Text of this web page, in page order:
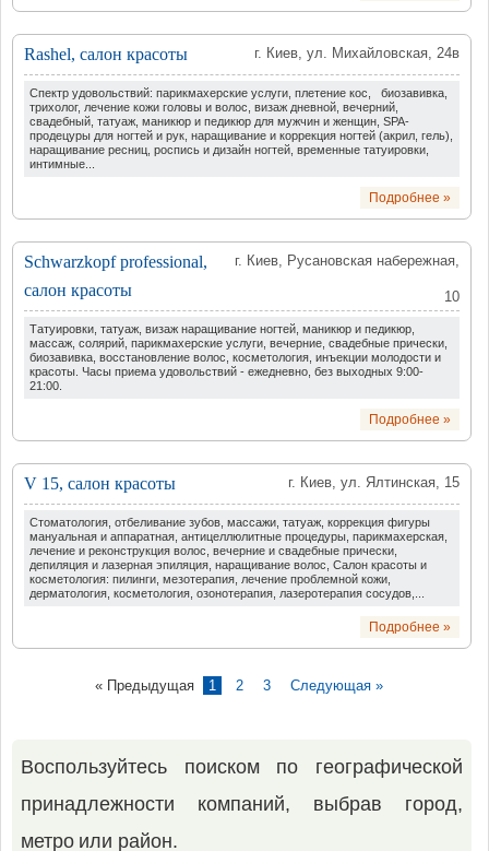
г. Киев, ул. Михайловская, 24в
Rashel, салон красоты
Спектр удовольствий: парикмахерские услуги, плетение кос, биозавивка,
трихолог, лечение кожи головы и волос, визаж дневной, вечерний,
свадебный, татуаж, маникюр и педикюр для мужчин и женщин, SPA-
продецуры для ногтей и рук, наращивание и коррекция ногтей (акрил, гель),
наращивание ресниц, роспись и дизайн ногтей, временные татуировки,
интимные...
Подробнее »
г. Киев, Русановская набережная,
10
Schwarzkopf professional,
салон красоты
Татуировки, татуаж, визаж наращивание ногтей, маникюр и педикюр,
массаж, солярий, парикмахерские услуги, вечерние, свадебные прически,
биозавивка, восстановление волос, косметология, инъекции молодости и
красоты. Часы приема удовольствий - ежедневно, без выходных 9:00-
21:00.
Подробнее »
г. Киев, ул. Ялтинская, 15
V 15, салон красоты
Стоматология, отбеливание зубов, массажи, татуаж, коррекция фигуры
мануальная и аппаратная, антицеллюлитные процедуры, парикмахерская,
лечение и реконструкция волос, вечерние и свадебные прически,
депиляция и лазерная эпиляция, наращивание волос, Салон красоты и
косметология: пилинги, мезотерапия, лечение проблемной кожи,
дерматология, косметология, озонотерапия, лазеротерапия сосудов,...
Подробнее »
« Предыдущая 1 2 3 Следующая »
Воспользуйтесь поиском по географической
принадлежности компаний, выбрав город,
метро или район.